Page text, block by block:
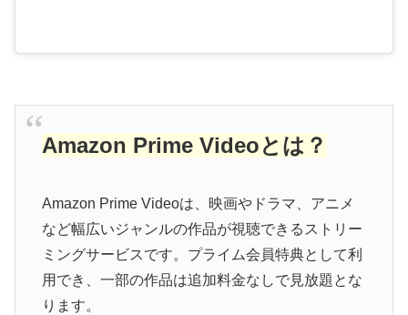
Amazon Prime Videoとは？
Amazon Prime Videoは、映画やドラマ、アニメ
など幅広いジャンルの作品が視聴できるストリー
ミングサービスです。プライム会員特典として利
用でき、一部の作品は追加料金なしで見放題とな
ります。